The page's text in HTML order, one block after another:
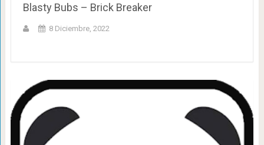
Blasty Bubs – Brick Breaker
8 Diciembre, 2022